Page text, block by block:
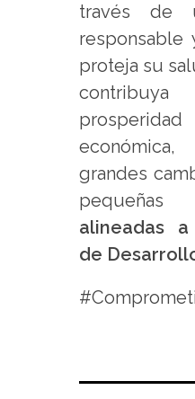
través de
proteja su
económica,
grandes
alineadas
de